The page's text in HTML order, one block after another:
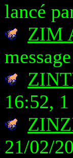
lancé
ZIM
message
16:52, 1
21/02/